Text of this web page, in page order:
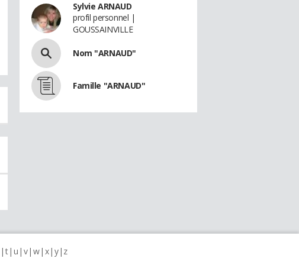
Sylvie ARNAUD
profil personnel |
GOUSSAINVILLE
Nom "ARNAUD"
Famille "ARNAUD"
t u v w x y z